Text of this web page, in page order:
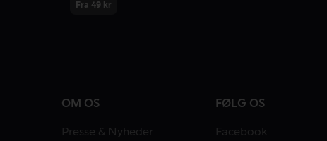
Fra 49 kr
OM OS
Presse & Nyheder
FØLG OS
Facebook